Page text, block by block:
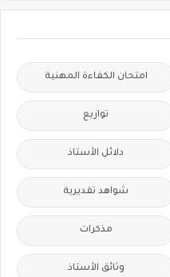
امتحان الكفاءة المهنية
توازيع
دلائل الأستاذ
شواهد تقديرية
مذكرات
وثائق الأستاذ